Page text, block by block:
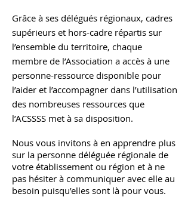
Grâce à ses délégués régionaux, cadres
supérieurs et hors-cadre répartis sur
l’ensemble du territoire, chaque
membre de l’Association a accès à une
personne-ressource disponible pour
l’aider et l’accompagner dans l’utilisation
des nombreuses ressources que
l’ACSSSS met à sa disposition.
Nous vous invitons à en apprendre plus
sur la personne déléguée régionale de
votre établissement ou région et à ne
pas hésiter à communiquer avec elle au
besoin puisqu’elles sont là pour vous.